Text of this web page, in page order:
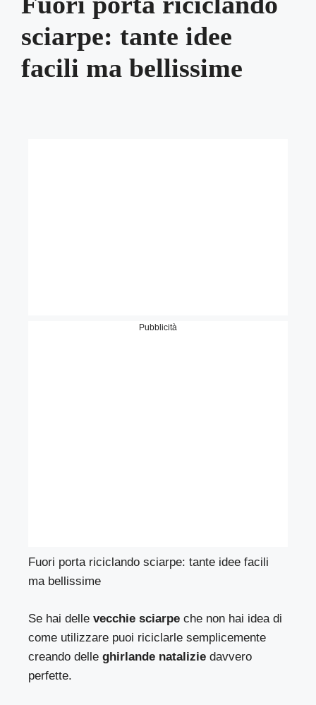
sciarpe: tante idee
facili ma bellissime
Pubblicità
Fuori porta riciclando sciarpe: tante idee facili
ma bellissime
Se hai dellevecchie sciarpe che non hai idea di
come utilizzare puoi riciclarle semplicemente
creando delleghirlande natalizie davvero
perfette.